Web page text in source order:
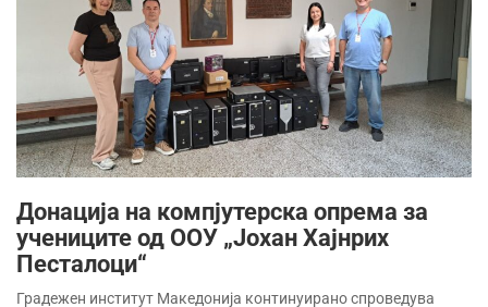
Донација на компјутерска опрема за
учениците од ООУ „Јохан Хајнрих
Песталоци“
Градежен институт Македонија континуирано спроведува